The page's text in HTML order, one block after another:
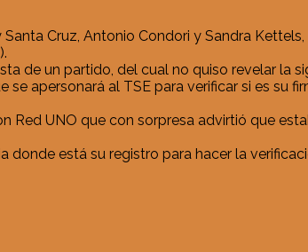
Cruz, Antonio Condori y Sandra
de un partido, del cual no quiso revelar la
apersonará al TSE para verificar si es su
Red UNO que con sorpresa advirtió que
está su registro para hacer la